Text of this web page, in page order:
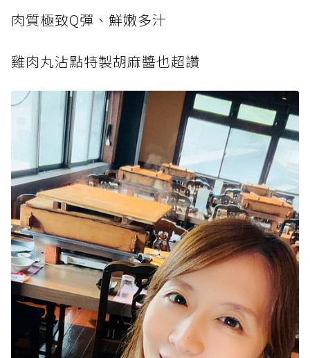
肉質極致Q彈、鮮嫩多汁
雞肉丸沾點特製胡麻醬也超讚